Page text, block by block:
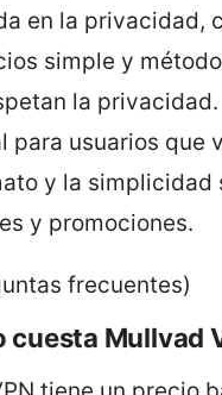
en la privacidad,
simple y
la privacidad.
para usuarios que
y la simplicidad
y promociones.
frecuentes)
cuesta Mullvad